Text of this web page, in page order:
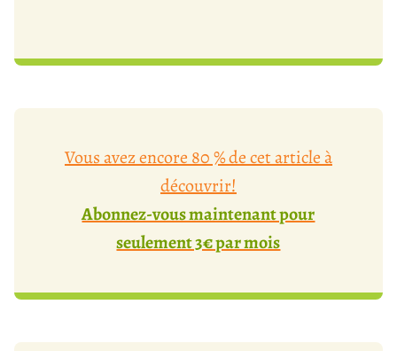
Vous avez encore 80 % de cet article à
découvrir!
Abonnez-vous maintenant pour
seulement 3€ par mois